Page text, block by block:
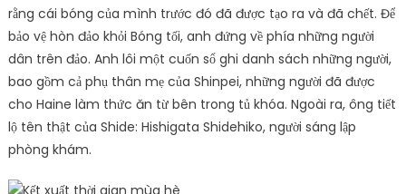
rằng cái bóng của mình trước đó đã được tạo ra và đã chết. Để
bảo vệ hòn đảo khỏi Bóng tối, anh đứng về phía những người
dân trên đảo. Anh lôi một cuốn sổ ghi danh sách những người,
bao gồm cả phụ thân mẹ của Shinpei, những người đã được
cho Haine làm thức ăn từ bên trong tủ khóa. Ngoài ra, ông tiết
lộ tên thật của Shide: Hishigata Shidehiko, người sáng lập
phòng khám.